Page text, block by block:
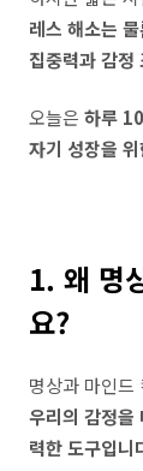
레스 해소는
집중력과 감정
오늘은 하루
자기 성장을
1. 왜 명
요?
명상과 마인드
우리의 감정을
력한 도구입니